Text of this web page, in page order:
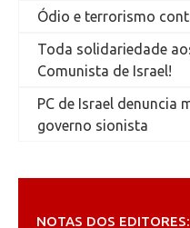
Ódio e terrorismo
Toda solidariedade
Comunista de Israel!
PC de Israel denuncia
governo sionista
NOTAS DOS EDITORES: